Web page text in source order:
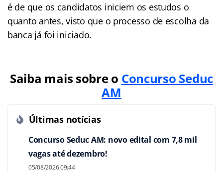
é de que os candidatos iniciem os estudos o
quanto antes, visto que o processo de escolha da
banca já foi iniciado.
Saiba mais sobre o Concurso Seduc
AM
Últimas notícias
Concurso Seduc AM: novo edital com 7,8 mil
vagas até dezembro!
05/08/2026 09:44